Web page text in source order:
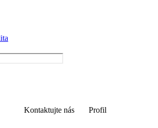
Kontaktujte nás Profil